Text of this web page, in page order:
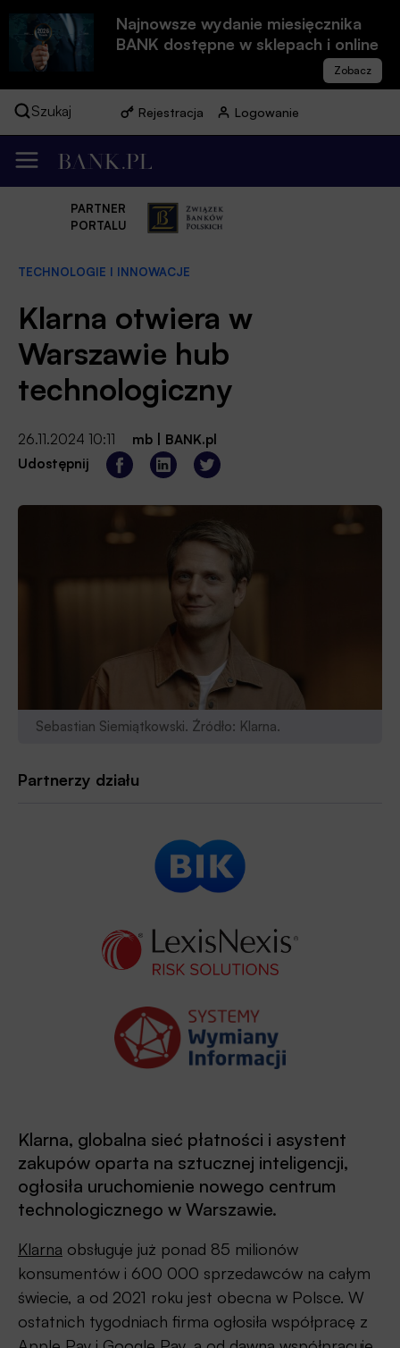
Najnowsze wydanie miesięcznika
BANK dostępne w sklepach i online
Szukaj Rejestracja Logowanie
PARTNER
PORTALU
TECHNOLOGIE I INNOWACJE
Klarna otwiera w
Warszawie hub
technologiczny
26.11.2024 10:11 mb
BANK.pl
Udostępnij
Sebastian Siemiątkowski. Źródło: Klarna.
Partnerzy działu
Klarna, globalna sieć płatności i asystent
zakupów oparta na sztucznej inteligencji,
ogłosiła uruchomienie nowego centrum
technologicznego w Warszawie.
Klarna obsługuje już ponad 85 milionów
konsumentów i 600 000 sprzedawców na całym
świecie, a od 2021 roku jest obecna w Polsce. W
ostatnich tygodniach firma ogłosiła współpracę z